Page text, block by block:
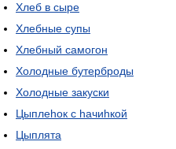
Хлеб в сыре
Хлебные супы
Хлебный самогон
Холодные бутерброды
Холодные закуски
Цыплеhок с hачиhкой
Цыплята